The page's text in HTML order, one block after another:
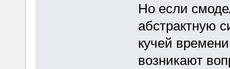
Но если
абстрактную
кучей
возникают